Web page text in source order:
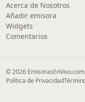
Acerca de Nosotros
Añadir emisora
Widgets
Comentarios
© 2026
Política de Privacidad